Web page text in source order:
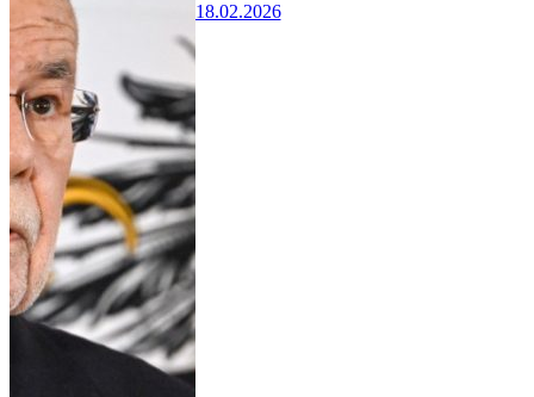
18.02.2026